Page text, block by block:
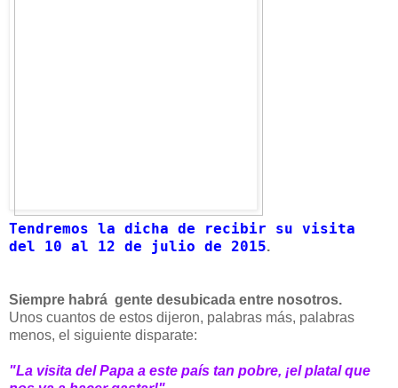
Tendremos la dicha de recibir su visita
del 10 al 12 de julio de 2015.
Siempre habrá gente desubicada entre nosotros.
Unos cuantos de estos dijeron, palabras más, palabras
menos, el siguiente disparate:
"La visita del Papa a este país tan pobre, ¡el platal que